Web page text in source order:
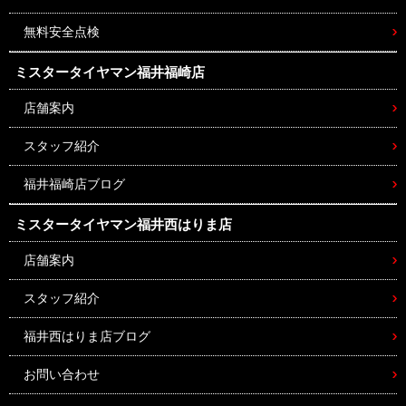
無料安全点検
ミスタータイヤマン福井福崎店
店舗案内
スタッフ紹介
福井福崎店ブログ
ミスタータイヤマン福井西はりま店
店舗案内
スタッフ紹介
福井西はりま店ブログ
お問い合わせ